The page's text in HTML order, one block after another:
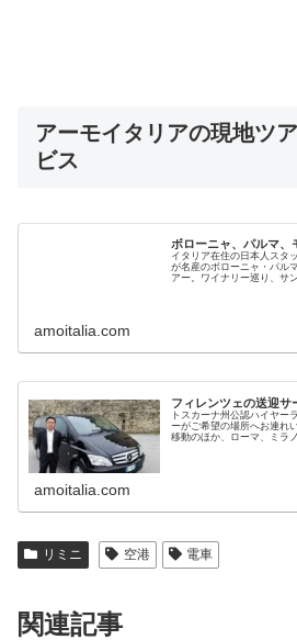
アーモイタリアの現地ツ
ビス
ボローニャ、パルマ、
イタリア在住の日本人スタ
が名産のボローニャ・パル
アー。ワイナリー巡り、サ
amoitalia.com
フィレンツェの送迎サ
トスカーナ州公認ハイヤー
ーがご希望の場所へお連れ
移動のほか、ローマ、ミラ
amoitalia.com
リミニ 空港 電車
関連記事